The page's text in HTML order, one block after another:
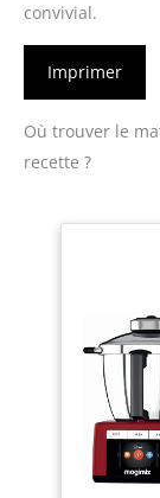
convivial.
Imprimer
Où trouver le
recette ?